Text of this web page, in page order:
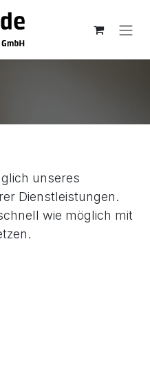
unseres
Dienstleistungen.
wie möglich mit